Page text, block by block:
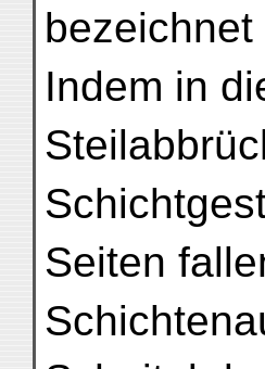
bezeichnet
Indem in
Seiten